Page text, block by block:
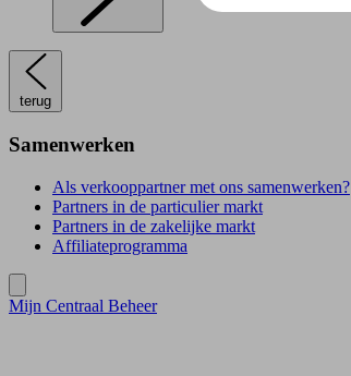
terug
Samenwerken
Als verkooppartner met ons samenwerken?
Partners in de particulier markt
Partners in de zakelijke markt
Affiliateprogramma
Mijn Centraal Beheer